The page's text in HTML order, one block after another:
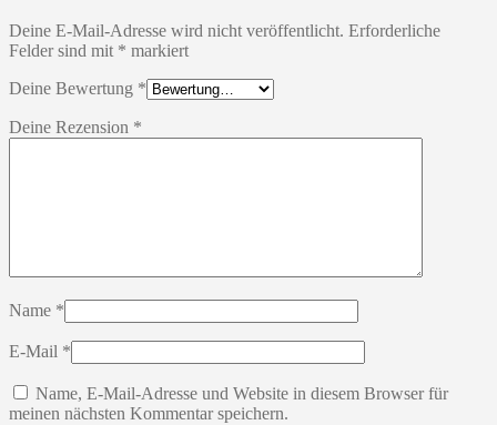
Deine E-Mail-Adresse wird nicht veröffentlicht. Erforderliche
Felder sind mit * markiert
Deine Bewertung *
Deine Rezension *
Name *
E-Mail *
Name, E-Mail-Adresse und Website in diesem Browser für
meinen nächsten Kommentar speichern.